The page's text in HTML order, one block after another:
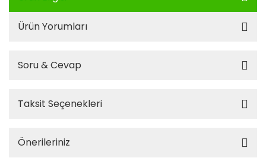
Ürün Yorumları
Soru & Cevap
Taksit Seçenekleri
Önerileriniz